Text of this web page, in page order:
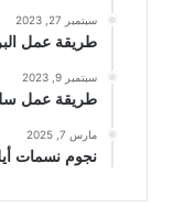
سبتمبر 27, 2023
طريقة عمل
سبتمبر 9, 2023
طريقة عمل
مارس 7, 2025
نجوم نسمات